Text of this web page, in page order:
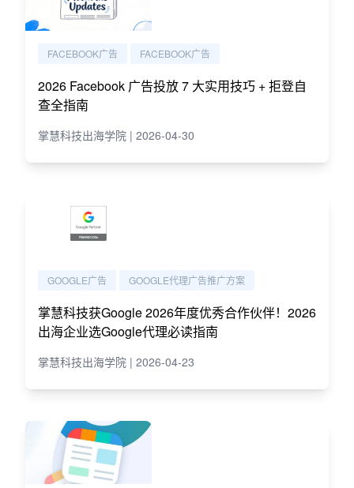
FACEBOOK广告 FACEBOOK广告
2026 Facebook 广告投放 7 大实用技巧 + 拒登自
查全指南
掌慧科技出海学院 | 2026-04-30
GOOGLE广告 GOOGLE代理广告推广方案
掌慧科技获Google 2026年度优秀合作伙伴！2026
出海企业选Google代理必读指南
掌慧科技出海学院 | 2026-04-23